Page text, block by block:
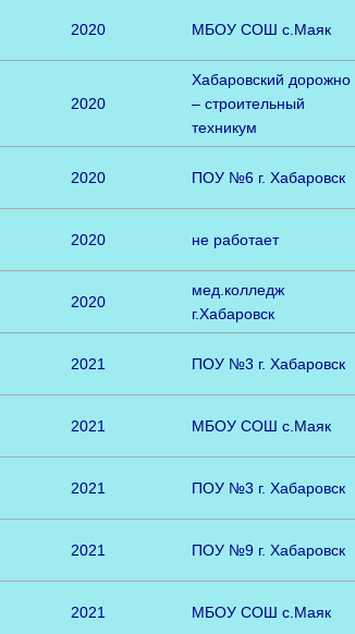
2020 МБОУ СОШ с.Маяк
2020
Хабаровский дорожно
– строительный
техникум
2020 ПОУ №6 г. Хабаровск
2020 не работает
2020
мед.колледж
г.Хабаровск
2021 ПОУ №3 г. Хабаровск
2021 МБОУ СОШ с.Маяк
2021 ПОУ №3 г. Хабаровск
2021 ПОУ №9 г. Хабаровск
2021 МБОУ СОШ с.Маяк